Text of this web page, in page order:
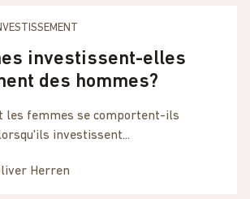
investissent-elles
des hommes?
les femmes se comportent-ils
investissent...
Herren